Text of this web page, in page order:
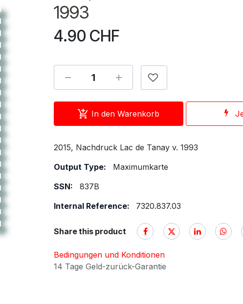
1993
4.90 CHF
In den Warenkorb
2015, Nachdruck Lac de Tanay v. 1993
Output Type:
Maximumkarte
SSN:
837B
Internal Reference:
7320.837.03
Share this product
Bedingungen und Konditionen
14 Tage Geld-zurück-Garantie